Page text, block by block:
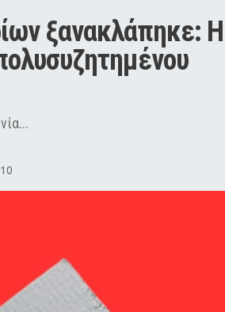
ξανακλάπηκε: Η